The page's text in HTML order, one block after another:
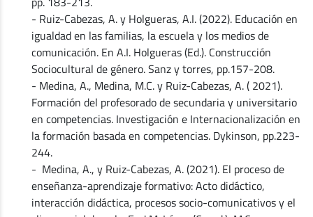
- Ruiz-Cabezas, A. y Holgueras, A.I. (2022). Educación en
igualdad en las familias, la escuela y los medios de
comunicación. En A.I. Holgueras (Ed.). Construcción
Sociocultural de género. Sanz y torres, pp.157-208.
- Medina, A., Medina, M.C. y Ruiz-Cabezas, A. ( 2021).
Formación del profesorado de secundaria y universitario
en competencias. Investigación e Internacionalización en
la formación basada en competencias. Dykinson, pp.223-
244.
- Medina, A., y Ruiz-Cabezas, A. (2021). El proceso de
enseñanza-aprendizaje formativo: Acto didáctico,
interacción didáctica, procesos socio-comunicativos y el